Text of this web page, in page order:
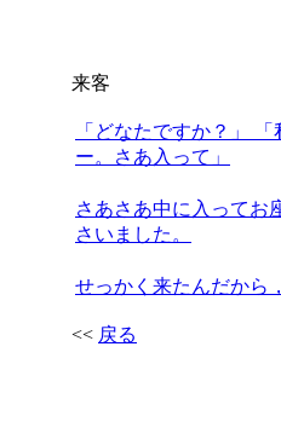
来客
「どなたですか？」
ー。さあ入って」
さあさあ中に入ってお
さいました。
せっかく来たんだから
<< 戻る